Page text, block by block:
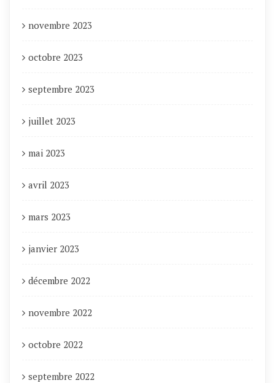
novembre 2023
octobre 2023
septembre 2023
juillet 2023
mai 2023
avril 2023
mars 2023
janvier 2023
décembre 2022
novembre 2022
octobre 2022
septembre 2022